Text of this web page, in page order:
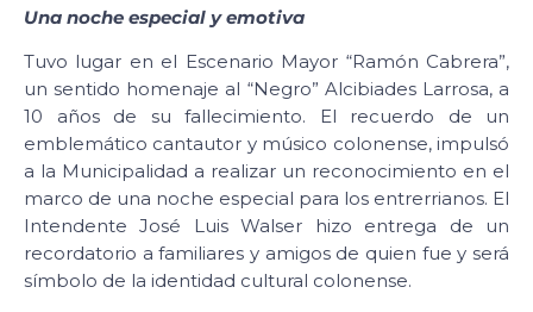
Una noche especial y emotiva
Tuvo lugar en el Escenario Mayor “Ramón Cabrera”,
un sentido homenaje al “Negro” Alcibiades Larrosa, a
10 años de su fallecimiento. El recuerdo de un
emblemático cantautor y músico colonense, impulsó
a la Municipalidad a realizar un reconocimiento en el
marco de una noche especial para los entrerrianos. El
Intendente José Luis Walser hizo entrega de un
recordatorio a familiares y amigos de quien fue y será
símbolo de la identidad cultural colonense.